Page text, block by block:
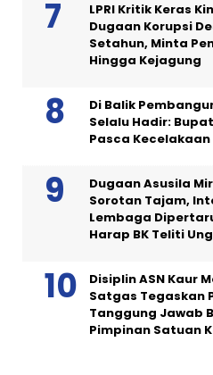
LPRI Kritik Keras
Dugaan Korupsi
Setahun, Minta
Hingga Kejagung
Di Balik
Selalu Hadir:
Pasca
Dugaan Asusila
Sorotan Tajam,
Lembaga
Harap BK Teliti
Disiplin ASN Kaur
Satgas Tegaskan
Tanggung Jawab
Pimpinan Satuan